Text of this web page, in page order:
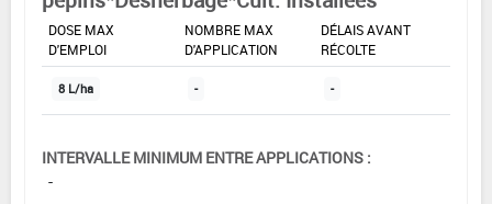
DOSE MAX
D'EMPLOI
NOMBRE MAX
D'APPLICATION
DÉLAIS AVANT
RÉCOLTE
8 L/ha - -
INTERVALLE MINIMUM ENTRE APPLICATIONS :
-